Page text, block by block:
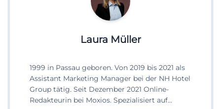
Laura Müller
1999 in Passau geboren. Von 2019 bis 2021 als
Assistant Marketing Manager bei der NH Hotel
Group tätig. Seit Dezember 2021 Online-
Redakteurin bei Moxios. Spezialisiert auf